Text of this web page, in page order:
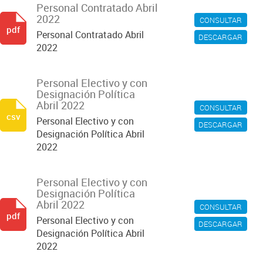
CONSULTAR
DESCARGAR
Personal Contratado Abril
2022
Personal Contratado Abril
2022
pdf
CONSULTAR
DESCARGAR
Personal Electivo y con
Designación Política
Abril 2022
Personal Electivo y con
Designación Política Abril
2022
csv
CONSULTAR
DESCARGAR
Personal Electivo y con
Designación Política
Abril 2022
Personal Electivo y con
Designación Política Abril
2022
pdf